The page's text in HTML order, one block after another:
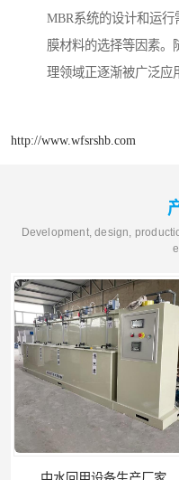
MBR系统的设计和运
膜材料的选择等因素。
理领域正逐渐被广泛应
http://www.wfsrshb.com
Development, design,